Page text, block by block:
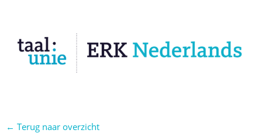
← Terug naar overzicht